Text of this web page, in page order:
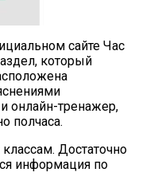
сайте Час
который
онлайн-тренажер,
полчаса.
Достаточно
информация по